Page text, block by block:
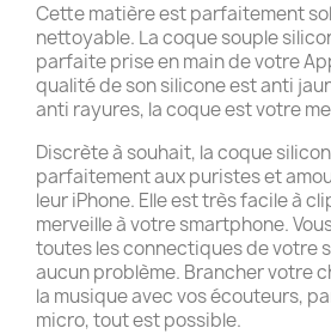
Cette matière est parfaitement
nettoyable. La coque souple
parfaite prise en main de votre
qualité de son silicone est anti
anti rayures, la coque est votre
Discrète à souhait, la coque
parfaitement aux puristes et
leur iPhone. Elle est très facile à
merveille à votre smartphone.
toutes les connectiques de votre
aucun problème. Brancher votre
la musique avec vos écouteurs,
micro, tout est possible.